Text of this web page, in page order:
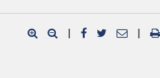
| |